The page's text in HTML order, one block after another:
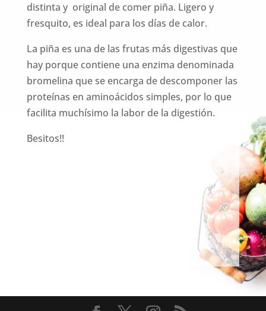
distinta y original de comer piña. Ligero y
fresquito, es ideal para los días de calor.
La piña es una de las frutas más digestivas que
hay porque contiene una enzima denominada
bromelina que se encarga de descomponer las
proteínas en aminoácidos simples, por lo que
facilita muchísimo la labor de la digestión.
Besitos!!